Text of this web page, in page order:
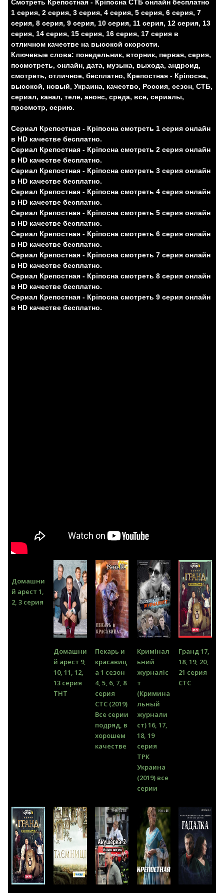
Смотреть Крепостная - Кріпосна СТБ онлайн бесплатно
1 серия, 2 серия, 3 серия, 4 серия, 5 серия, 6 серия, 7
серия, 8 серия, 9 серия, 10 серия, 11 серия, 12 серия, 13
серия, 14 серия, 15 серия, 16 серия, 17 серия в
отличном качестве на высокой скорости.
Ключевые слова: понедельник, вторник, первая, серия,
посмотреть, онлайн, дата, музыка, выхода, андроид,
смотреть, отличное, бесплатно, Крепостная - Кріпосна,
высокой, новый, Украина, качество, Россия, сезон, СТБ,
сериал, канал, теле, анонс, среда, все, сериалы,
просмотр, серию.
Сериал Крепостная - Кріпосна смотреть 1 серия онлайн
в HD качестве бесплатно.
Сериал Крепостная - Кріпосна смотреть 2 серия онлайн
в HD качестве бесплатно.
Сериал Крепостная - Кріпосна смотреть 3 серия онлайн
в HD качестве бесплатно.
Сериал Крепостная - Кріпосна смотреть 4 серия онлайн
в HD качестве бесплатно.
Сериал Крепостная - Кріпосна смотреть 5 серия онлайн
в HD качестве бесплатно.
Сериал Крепостная - Кріпосна смотреть 6 серия онлайн
в HD качестве бесплатно.
Сериал Крепостная - Кріпосна смотреть 7 серия онлайн
в HD качестве бесплатно.
Сериал Крепостная - Кріпосна смотреть 8 серия онлайн
в HD качестве бесплатно.
Сериал Крепостная - Кріпосна смотреть 9 серия онлайн
в HD качестве бесплатно.
Домашни
й арест 1,
2, 3 серия
Домашни
й арест 9,
10, 11, 12,
13 серия
ТНТ
Пекарь и
красавиц
а 1 сезон
4, 5, 6, 7, 8
серия
СТС (2019)
Все серии
подряд, в
хорошем
качестве
Кримінал
ьний
журналіс
т
(Кримина
льный
журнали
ст) 16, 17,
18, 19
серия
ТРК
Украина
(2019) все
серии
Гранд 17,
18, 19, 20,
21 серия
СТС